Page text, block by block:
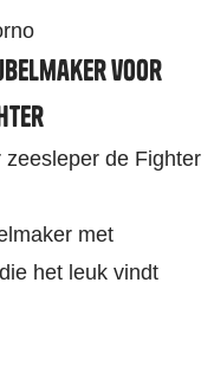
voor
de Fighter
met
het leuk vindt